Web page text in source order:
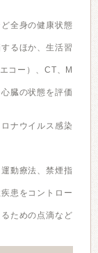
全身の健康状態
るほか、生活習
コー）、CT、M
臓の状態を評価
ナウイルス感染
動療法、禁煙指
患をコントロー
ための点滴など